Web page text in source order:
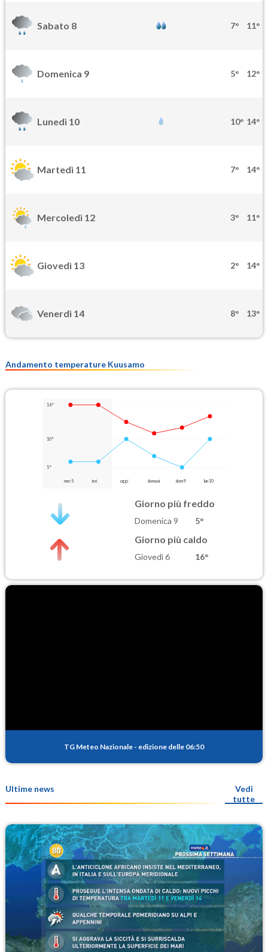
Sabato 8 7° 11°
Domenica 9 5° 12°
Lunedì 10 10° 14°
Martedì 11 7° 14°
Mercoledì 12 3° 11°
Giovedì 13 2° 14°
Venerdì 14 8° 13°
Andamento temperature Kuusamo
16°
10°
5°
mer 5 ieri oggi domani dom 9 lun 10
Giorno più freddo
Domenica 9 5°
Giorno più caldo
Giovedì 6 16°
TG Meteo Nazionale - edizione delle 06:50
Ultime news
Vedi
tutte